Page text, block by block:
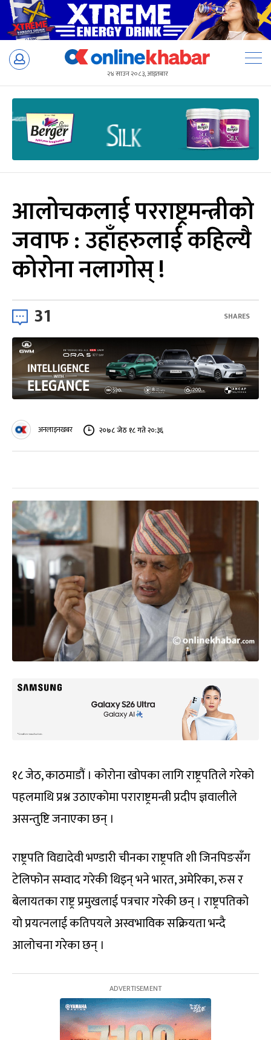
Skip
२४ साउन २०८३, आइतबार
आलोचकलाई परराष्ट्रमन्त्रीको
जवाफ : उहाँहरुलाई कहिल्यै
कोरोना नलागोस् !
31 SHARES
अनलाइनखबर २०७८ जेठ १८ गते २०:३६
१८ जेठ, काठमाडौं । कोरोना खोपका लागि राष्ट्रपतिले गरेको
पहलमाथि प्रश्न उठाएकोमा पराराष्ट्रमन्त्री प्रदीप ज्ञवालीले
असन्तुष्टि जनाएका छन् ।
राष्ट्रपति विद्यादेवी भण्डारी चीनका राष्ट्रपति शी जिनपिङसँग
टेलिफोन सम्वाद गरेकी थिइन् भने भारत, अमेरिका, रुस र
बेलायतका राष्ट्र प्रमुखलाई पत्रचार गरेकी छन् । राष्ट्रपतिको
यो प्रयत्‍नलाई कतिपयले अस्वभाविक सक्रियता भन्दै
आलोचना गरेका छन् ।